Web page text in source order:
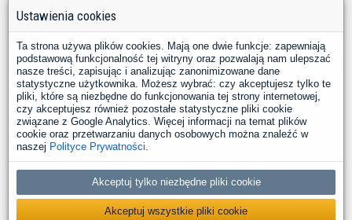
Ustawienia cookies
Ta strona używa plików cookies. Mają one dwie funkcje: zapewniają
podstawową funkcjonalność tej witryny oraz pozwalają nam ulepszać
nasze treści, zapisując i analizując zanonimizowane dane
statystyczne użytkownika. Możesz wybrać: czy akceptujesz tylko te
pliki, które są niezbędne do funkcjonowania tej strony internetowej,
czy akceptujesz również pozostałe statystyczne pliki cookie
związane z Google Analytics. Więcej informacji na temat plików
cookie oraz przetwarzaniu danych osobowych można znaleźć w
naszej Polityce Prywatności.
Akceptuj tylko niezbędne pliki cookie
Akceptuj wszystkie pliki cookie